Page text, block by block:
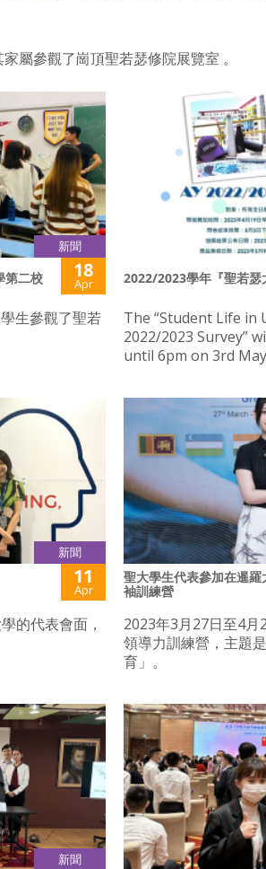
屬參觀了崗頂聖若瑟修院展覽室 。
新聞
第二校 18
Apr
生參觀了聖若
2022/2023學年『聖若瑟
The “Student Life in
2022/2023 Survey”
until 6pm on 3rd
新聞
11
Apr
的代表會面，
聖大學生代表參加在暹
袖訓練營
2023年3月27日至4月
領導力訓練營，主題
育」。
新聞